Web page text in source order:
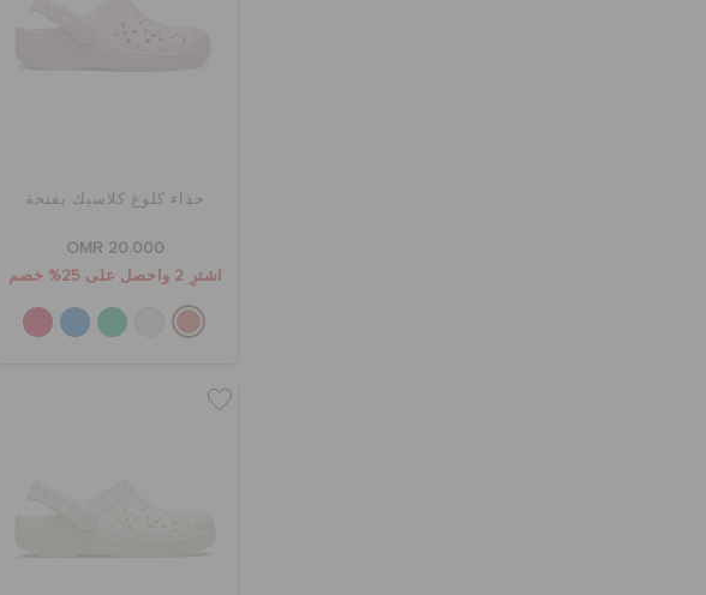
حذاء كلوغ كلاسيك بفتحة
OMR 20.000
اشترِ 2 واحصل على 25% خصم